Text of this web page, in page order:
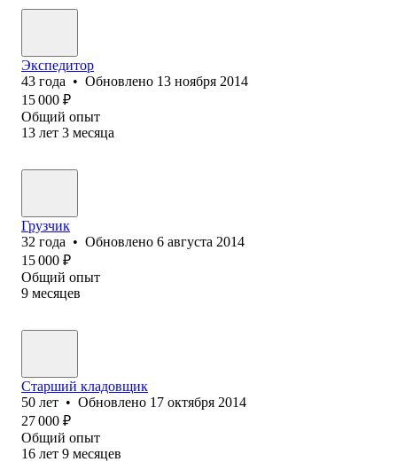
Экспедитор
43 года • Обновлено 13 ноября 2014
15 000 ₽
Общий опыт
13 лет 3 месяца
Грузчик
32 года • Обновлено 6 августа 2014
15 000 ₽
Общий опыт
9 месяцев
Старший кладовщик
50 лет • Обновлено 17 октября 2014
27 000 ₽
Общий опыт
16 лет 9 месяцев